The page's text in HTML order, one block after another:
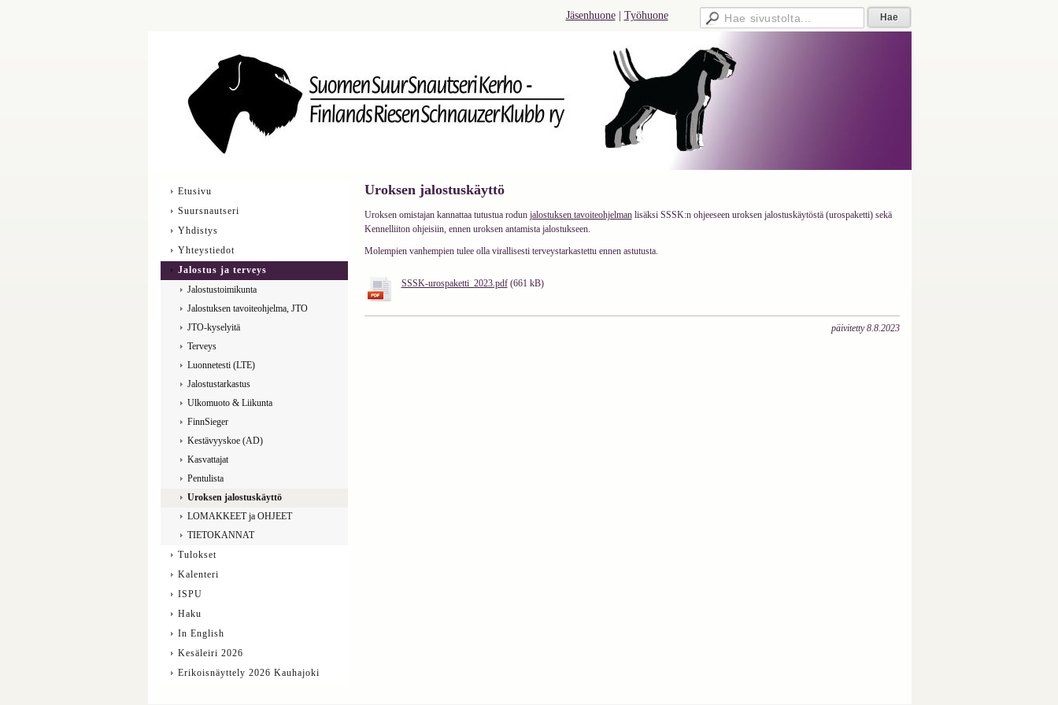
Jäsenhuone Työhuone
Uroksen jalostuskäyttö
Uroksen omistajan kannattaa tutustua rodun jalostuksen tavoiteohjelmanlisäksi SSSK:n ohjeeseen uroksen jalostuskäytöstä (urospaketti) sekä
Kennelliiton ohjeisiin, ennen uroksen antamista jalostukseen.
Molempien vanhempien tulee olla virallisesti terveystarkastettu ennen astutusta.
SSSK-urospaketti_2023.pdf (661 kB)
päivitetty 8.8.2023
Etusivu
Suursnautseri
Yhdistys
Yhteystiedot
Jalostus ja terveys
Jalostustoimikunta
Jalostuksen tavoiteohjelma, JTO
JTO-kyselyitä
Terveys
Luonnetesti (LTE)
Jalostustarkastus
Ulkomuoto & Liikunta
FinnSieger
Kestävyyskoe (AD)
Kasvattajat
Pentulista
Uroksen jalostuskäyttö
LOMAKKEET ja OHJEET
TIETOKANNAT
Tulokset
Kalenteri
ISPU
Haku
In English
Kesäleiri 2026
Erikoisnäyttely 2026 Kauhajoki